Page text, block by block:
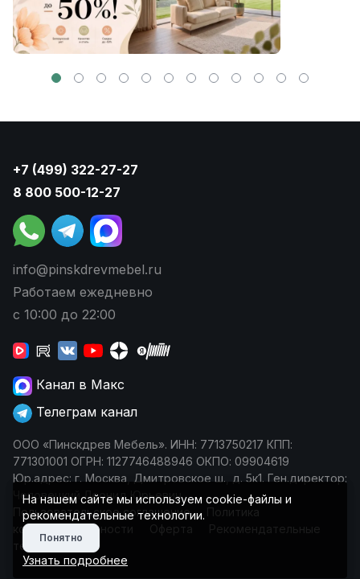
+7 (499) 322-27-27
8 800 500-12-27
info@pinskdrevmebel.ru
Работаем ежедневно
с 10:00 до 22:00
Канал в Макс
Телеграм канал
ООО «Пинскдрев Мебель». ИНН: 7713750217 КПП:
771301001 ОГРН: 1127746488946 ОКПО: 09904619
Юр.адрес: г. Москва, Дмитровское ш., д. 5к1. Ген.директор:
Чеповецкий Леонид Юрьевич
Пользовательское соглашение
Политика
конфиденциальности
Оферта
Рекомендательные
технологии
На нашем сайте мы используем cookie-файлы и
рекомендательные технологии.
Понятно
Узнать подробнее